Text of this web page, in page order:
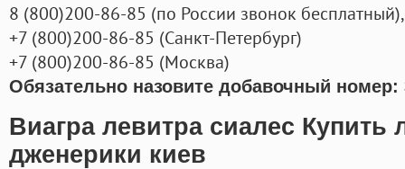
8 (800)200-86-85 (по России звонок бесплатный),
+7 (800)200-86-85 (Санкт-Петербург)
+7 (800)200-86-85 (Москва)
Обязательно назовите добавочный номер:
Виагра левитра сиалес Купить
дженерики киев